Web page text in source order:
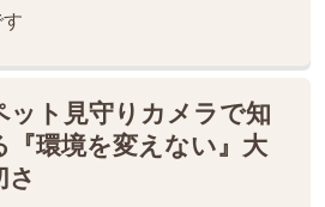
す
ット見守りカメラで知
『環境を変えない』大
さ